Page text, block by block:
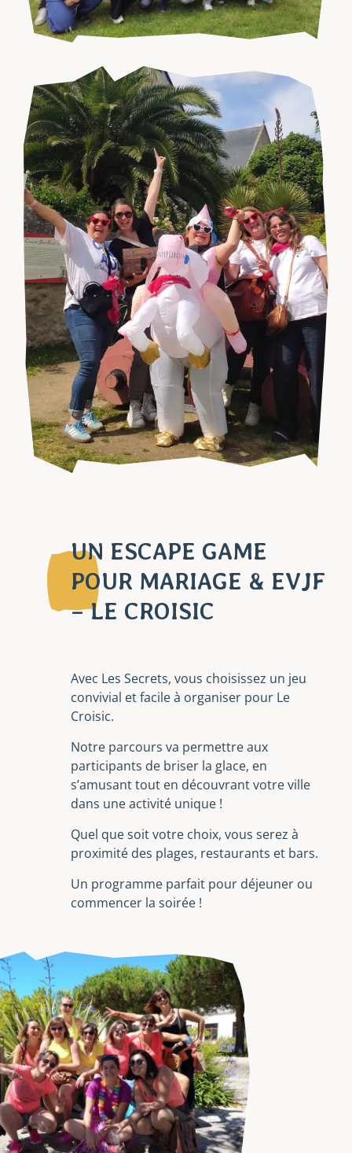
UN ESCAPE GAME
POUR MARIAGE & EVJF
– LE CROISIC
Avec Les Secrets, vous choisissez un jeu
convivial et facile à organiser pour Le
Croisic.
Notre parcours va permettre aux
participants de briser la glace, en
s’amusant tout en découvrant votre ville
dans une activité unique !
Quel que soit votre choix, vous serez à
proximité des plages, restaurants et bars.
Un programme parfait pour déjeuner ou
commencer la soirée !